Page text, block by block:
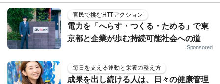
官民で挑むHTTアクション
電力を「へらす・つくる・ためる」で東
京都と企業が歩む持続可能社会への道
Sponsored
毎日を支える運動と栄養の整え方
成果を出し続ける人は、日々の健康管理